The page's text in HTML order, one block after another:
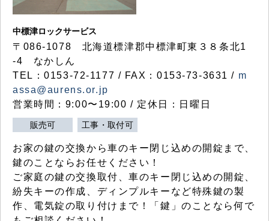
中標津ロックサービス
〒086-1078 北海道標津郡中標津町東３８条北1
-4 なかしん
TEL：0153-72-1177 / FAX：0153-73-3631 / m
assa@aurens.or.jp
営業時間：9:00〜19:00 / 定休日：日曜日
販売可 工事・取付可
お家の鍵の交換から車のキー閉じ込めの開錠まで、
鍵のことならお任せください！
ご家庭の鍵の交換取付、車のキー閉じ込めの開錠、
紛失キーの作成、ディンプルキーなど特殊鍵の製
作、電気錠の取り付けまで！「鍵」のことなら何で